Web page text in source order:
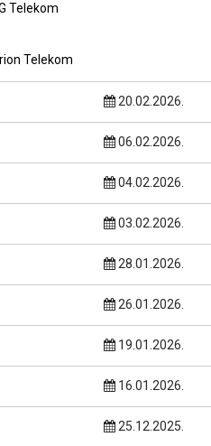
Telekom
Telekom
20.02.2026.
06.02.2026.
04.02.2026.
03.02.2026.
28.01.2026.
26.01.2026.
19.01.2026.
16.01.2026.
25.12.2025.